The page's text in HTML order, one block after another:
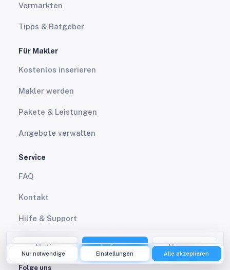
Notiz Anfrage Nummer
Vermarkten
Tipps & Ratgeber
Für Makler
Kostenlos inserieren
Makler werden
Pakete & Leistungen
Angebote verwalten
Service
FAQ
Kontakt
Hilfe & Support
Marketing Tool
Folge uns
Nur notwendige Einstellungen Alle akzeptieren